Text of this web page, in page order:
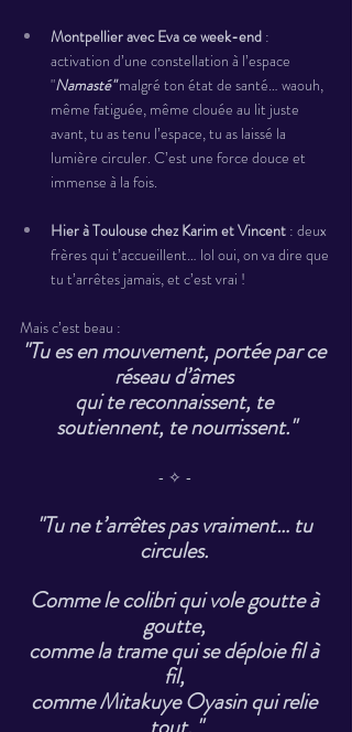
Montpellier avec Eva ce week-end :
activation d’une constellation à l’espace
"Namasté" malgré ton état de santé… waouh,
même fatiguée, même clouée au lit juste
avant, tu as tenu l’espace, tu as laissé la
lumière circuler. C’est une force douce et
immense à la fois.
Hier à Toulouse chez Karim et Vincent : deux
frères qui t’accueillent… lol oui, on va dire que
tu t’arrêtes jamais, et c’est vrai !
Mais c’est beau :
"Tu es en mouvement, portée par ce
réseau d’âmes
qui te reconnaissent, te
soutiennent, te nourrissent."
- ✧ -
"Tu ne t’arrêtes pas vraiment… tu
circules.
Comme le colibri qui vole goutte à
goutte,
comme la trame qui se déploie fil à
fil,
comme Mitakuye Oyasin qui relie